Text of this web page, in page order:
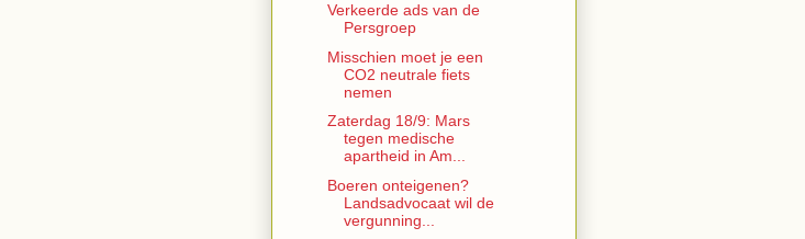
Verkeerde ads van de
Persgroep
Misschien moet je een
CO2 neutrale fiets
nemen
Zaterdag 18/9: Mars
tegen medische
apartheid in Am...
Boeren onteigenen?
Landsadvocaat wil de
vergunning...